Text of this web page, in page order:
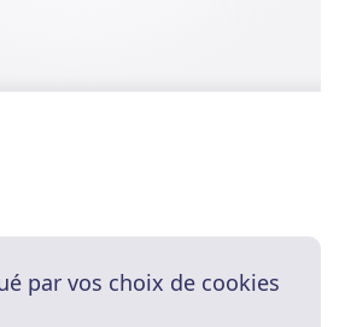
par vos choix de cookies